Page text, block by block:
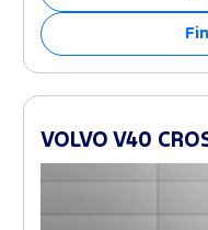
VOLVO V40